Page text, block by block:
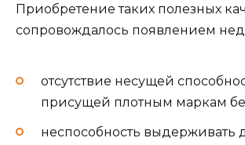
Приобретение таких полезных
сопровождалось появлением
отсутствие несущей
присущей плотным маркам
неспособность выдерживать